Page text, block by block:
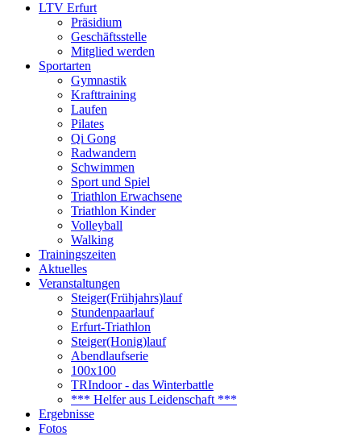
LTV Erfurt
Präsidium
Geschäftsstelle
Mitglied werden
Sportarten
Gymnastik
Krafttraining
Laufen
Pilates
Qi Gong
Radwandern
Schwimmen
Sport und Spiel
Triathlon Erwachsene
Triathlon Kinder
Volleyball
Walking
Trainingszeiten
Aktuelles
Veranstaltungen
Steiger(Frühjahrs)lauf
Stundenpaarlauf
Erfurt-Triathlon
Steiger(Honig)lauf
Abendlaufserie
100x100
TRIndoor - das Winterbattle
*** Helfer aus Leidenschaft ***
Ergebnisse
Fotos